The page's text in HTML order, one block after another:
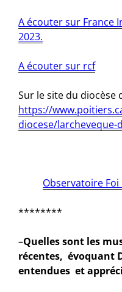
A écouter sur France
2023.
A écouter sur rcf
Sur le site du diocèse
https://
diocese/
Observatoire
********
–Quelles sont les
récentes, évoquant
entendues et